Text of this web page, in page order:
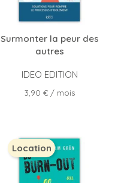
Surmonter la peur des
autres
IDEO EDITION
Prix
3,90 €/ mois
Location